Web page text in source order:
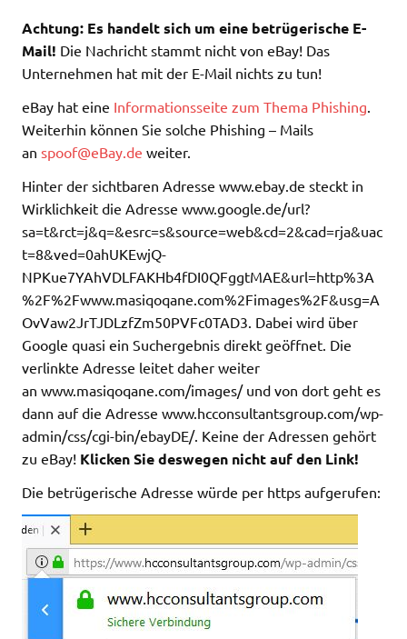
Achtung: Es handelt sich um eine betrügerische E-
Mail! Die Nachricht stammt nicht von eBay! Das
Unternehmen hat mit der E-Mail nichts zu tun!
eBay hat eine Informationsseite zum Thema Phishing.
Weiterhin können Sie solche Phishing – Mails
an spoof@eBay.de weiter.
Hinter der sichtbaren Adresse www.ebay.de steckt in
Wirklichkeit die Adresse www.google.de/url?
sa=t&rct=j&q=&esrc=s&source=web&cd=2&cad=rja&uac
t=8&ved=0ahUKEwjQ-
NPKue7YAhVDLFAKHb4fDI0QFggtMAE&url=http%3A
%2F%2Fwww.masiqoqane.com%2Fimages%2F&usg=A
OvVaw2JrTJDLzfZm50PVFc0TAD3. Dabei wird über
Google quasi ein Suchergebnis direkt geöffnet. Die
verlinkte Adresse leitet daher weiter
an www.masiqoqane.com/images/ und von dort geht es
dann auf die Adresse www.hcconsultantsgroup.com/wp-
admin/css/cgi-bin/ebayDE/. Keine der Adressen gehört
zu eBay! Klicken Sie deswegen nicht auf den Link!
Die betrügerische Adresse würde per https aufgerufen: